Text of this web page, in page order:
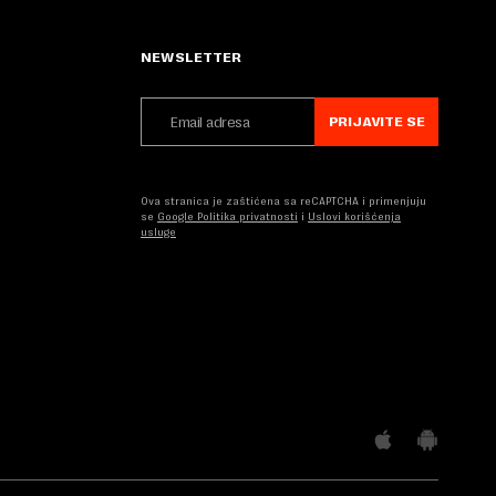
NEWSLETTER
PRIJAVITE SE
Ova stranica je zaštićena sa reCAPTCHA i primenjuju
se Google Politika privatnosti i Uslovi korišćenja
usluge